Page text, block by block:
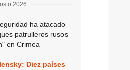
2026
ha atacado
patrulleros rusos
en Crimea
Diez países